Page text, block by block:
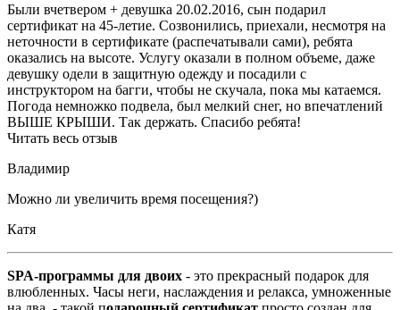
Были вчетвером + девушка 20.02.2016, сын подарил
сертификат на 45-летие. Созвонились, приехали, несмотря на
неточности в сертификате (распечатывали сами), ребята
оказались на высоте. Услугу оказали в полном объеме, даже
девушку одели в защитную одежду и посадили с
инструктором на багги, чтобы не скучала, пока мы катаемся.
Погода немножко подвела, был мелкий снег, но впечатлений
ВЫШЕ КРЫШИ. Так держать. Спасибо ребята!
Читать весь отзыв
Владимир
Можно ли увеличить время посещения?)
Катя
SPA-программы для двоих - это прекрасный подарок для
влюбленных. Часы неги, наслаждения и релакса, умноженные